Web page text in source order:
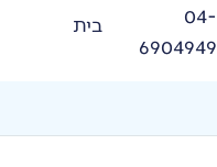
04-
6904949
בית